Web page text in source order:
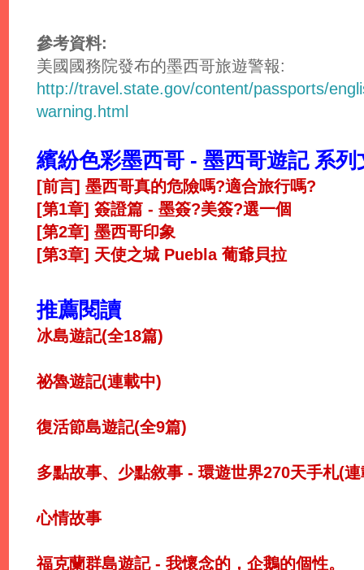
參考資料:
美國國務院發布的墨西哥旅遊警報:
http://travel.state.gov/content/passports/
warning.html
繽紛色彩墨西哥 - 墨西哥遊記 系列
[前言] 墨西哥真的危險嗎?適合旅行嗎?
[第1章] 簽證篇 - 墨簽?美簽?選一個
[第2章] 墨西哥印象
[第3章] 天使之城 Puebla 葡爺貝拉
推薦閱讀
冰島遊記(全18篇)
祕魯遊記(連載中)
復活節島遊記(全9篇)
多點故事、少點敘事 - 環遊世界270天手札(
心情故事
福克蘭群島遊記 - 我懷念的，企鵝的個性。